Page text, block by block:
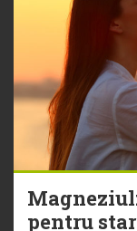
pentru